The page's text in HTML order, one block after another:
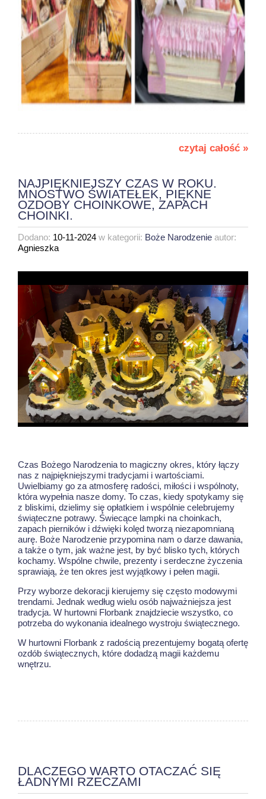
czytaj całość »
NAJPIĘKNIEJSZY CZAS W ROKU.
MNÓSTWO ŚWIATEŁEK, PIĘKNE
OZDOBY CHOINKOWE, ZAPACH
CHOINKI.
Dodano: 10-11-2024 w kategorii: Boże Narodzenie autor:
Agnieszka
Czas Bożego Narodzenia to magiczny okres, który łączy
nas z najpiękniejszymi tradycjami i wartościami.
Uwielbiamy go za atmosferę radości, miłości i wspólnoty,
która wypełnia nasze domy. To czas, kiedy spotykamy się
z bliskimi, dzielimy się opłatkiem i wspólnie celebrujemy
świąteczne potrawy. Świecące lampki na choinkach,
zapach pierników i dźwięki kolęd tworzą niezapomnianą
aurę. Boże Narodzenie przypomina nam o darze dawania,
a także o tym, jak ważne jest, by być blisko tych, których
kochamy. Wspólne chwile, prezenty i serdeczne życzenia
sprawiają, że ten okres jest wyjątkowy i pełen magii.
Przy wyborze dekoracji kierujemy się często modowymi
trendami. Jednak według wielu osób najważniejsza jest
tradycja. W hurtowni Florbank znajdziecie wszystko, co
potrzeba do wykonania idealnego wystroju świątecznego.
W hurtowni Florbank z radością prezentujemy bogatą ofertę
ozdób świątecznych, które dodadzą magii każdemu
wnętrzu.
DLACZEGO WARTO OTACZAĆ SIĘ
ŁADNYMI RZECZAMI